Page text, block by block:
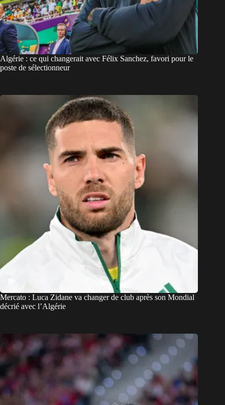
Algérie : ce qui changerait avec Félix Sanchez, favori pour le
poste de sélectionneur
Mercato : Luca Zidane va changer de club après son Mondial
décrié avec l’Algérie